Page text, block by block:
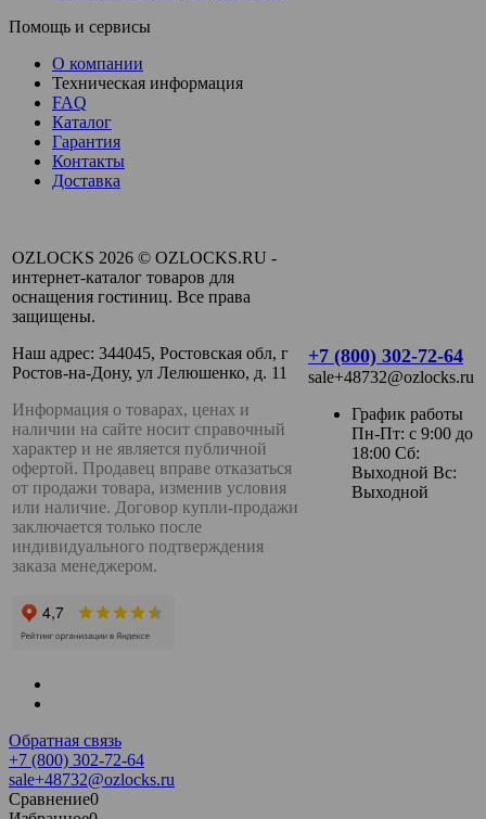
Помощь и сервисы
О компании
Техническая информация
FAQ
Каталог
Гарантия
Контакты
Доставка
OZLOCKS 2026 © OZLOCKS.RU -
интернет-каталог товаров для
оснащения гостиниц. Все права
защищены.
Наш адрес: 344045, Ростовская обл, г
Ростов-на-Дону, ул Лелюшенко, д. 11
Информация о товарах, ценах и
наличии на сайте носит справочный
характер и не является публичной
офертой. Продавец вправе отказаться
от продажи товара, изменив условия
или наличие. Договор купли-продажи
заключается только после
индивидуального подтверждения
заказа менеджером.
+7 (800) 302-72-64
sale+48732@ozlocks.ru
График работы
Пн-Пт: с 9:00 до
18:00 Сб:
Выходной Вс:
Выходной
Обратная связь
+7 (800) 302-72-64
sale+48732@ozlocks.ru
Сравнение0